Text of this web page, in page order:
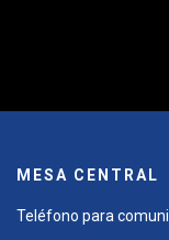
MESA CENTRAL
Teléfono para